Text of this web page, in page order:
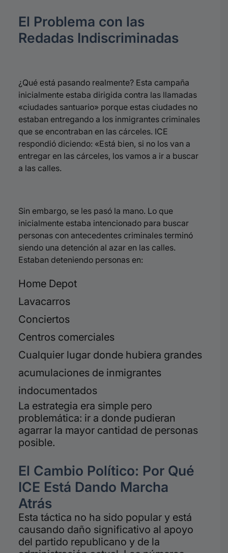
El Problema con las
Redadas Indiscriminadas
¿Qué está pasando realmente? Esta campaña
inicialmente estaba dirigida contra las llamadas
«ciudades santuario» porque estas ciudades no
estaban entregando a los inmigrantes criminales
que se encontraban en las cárceles. ICE
respondió diciendo: «Está bien, si no los van a
entregar en las cárceles, los vamos a ir a buscar
a las calles.
Sin embargo, se les pasó la mano. Lo que
inicialmente estaba intencionado para buscar
personas con antecedentes criminales terminó
siendo una detención al azar en las calles.
Estaban deteniendo personas en:
Home Depot
Lavacarros
Conciertos
Centros comerciales
Cualquier lugar donde hubiera grandes
acumulaciones de inmigrantes
indocumentados
La estrategia era simple pero
problemática: ir a donde pudieran
agarrar la mayor cantidad de personas
posible.
El Cambio Político: Por Qué
ICE Está Dando Marcha
Atrás
Esta táctica no ha sido popular y está
causando daño significativo al apoyo
del partido republicano y de la